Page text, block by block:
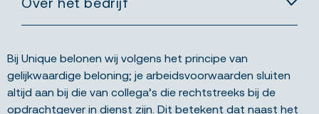
Bij Unique belonen wij volgens het principe van
gelijkwaardige beloning; je arbeidsvoorwaarden sluiten
altijd aan bij die van collega’s die rechtstreeks bij de
opdrachtgever in dienst zijn. Dit betekent dat naast het